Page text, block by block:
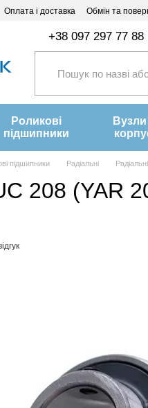
Оплата і доставка Обмін та
+38 097 297 77 88
Роликові
підшипники
Вузли
підшипники Радіальні
208 (YAR